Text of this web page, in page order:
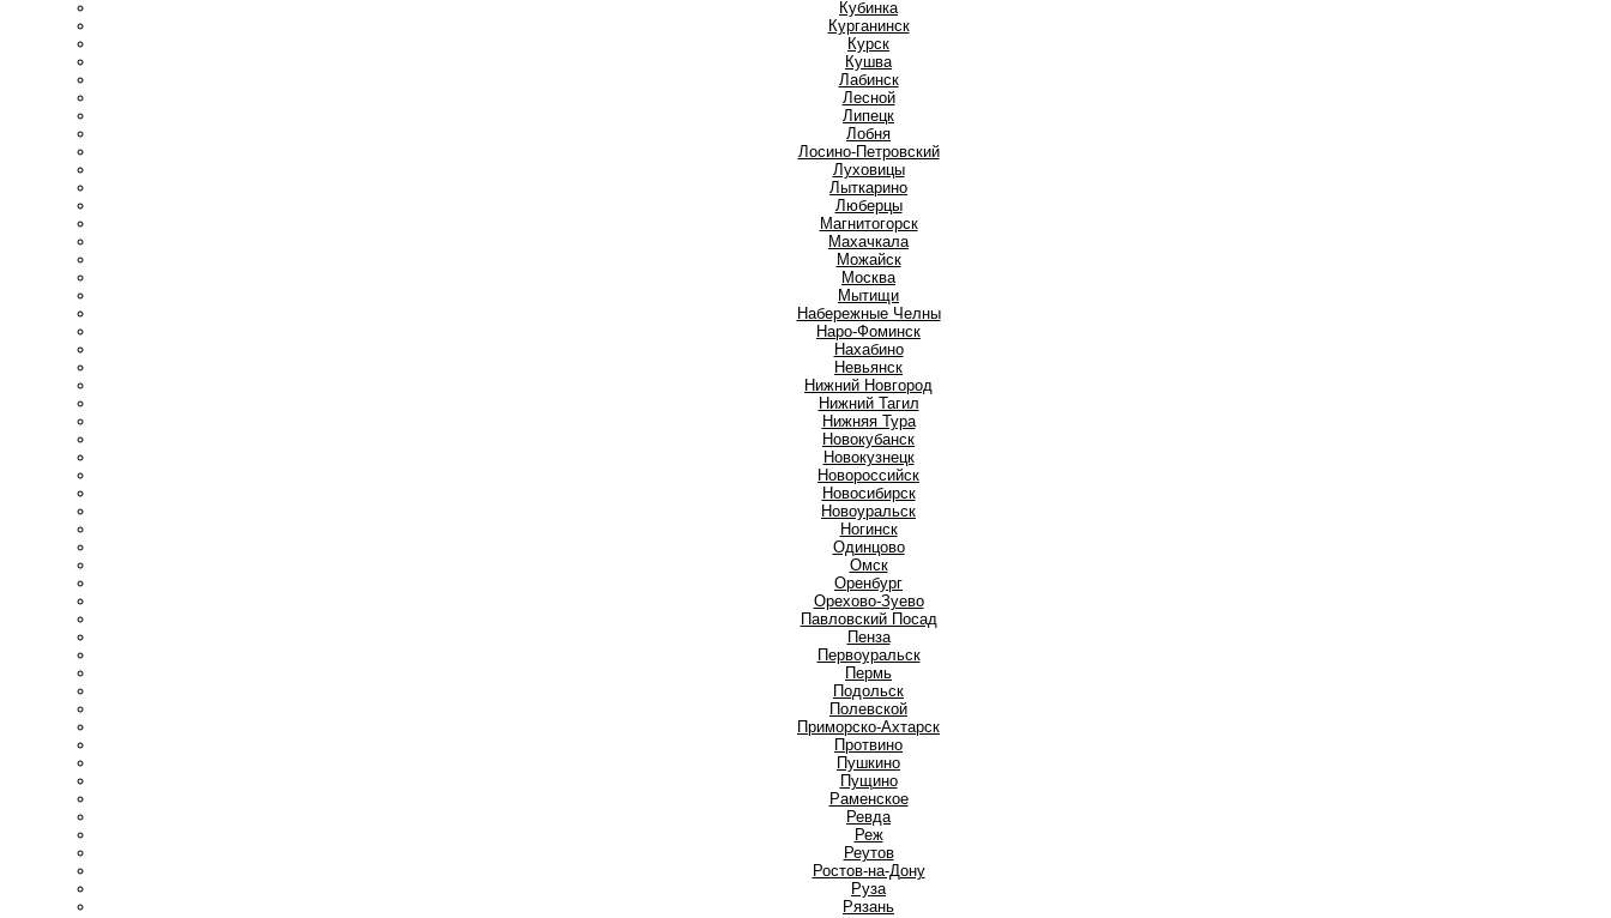
Кубинка
Курганинск
Курск
Кушва
Лабинск
Лесной
Липецк
Лобня
Лосино-Петровский
Луховицы
Лыткарино
Люберцы
Магнитогорск
Махачкала
Можайск
Москва
Мытищи
Набережные Челны
Наро-Фоминск
Нахабино
Невьянск
Нижний Новгород
Нижний Тагил
Нижняя Тура
Новокубанск
Новокузнецк
Новороссийск
Новосибирск
Новоуральск
Ногинск
Одинцово
Омск
Оренбург
Орехово-Зуево
Павловский Посад
Пенза
Первоуральск
Пермь
Подольск
Полевской
Приморско-Ахтарск
Протвино
Пушкино
Пущино
Раменское
Ревда
Реж
Реутов
Ростов-на-Дону
Руза
Рязань